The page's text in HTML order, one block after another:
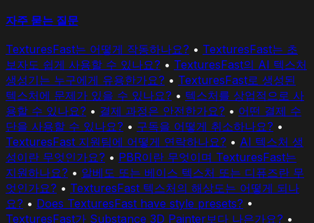
자주 묻는 질문
TexturesFast는 어떻게 작동하나요? • TexturesFast는 초
보자도 쉽게 사용할 수 있나요? • TexturesFast의 AI 텍스처
생성기는 누구에게 유용한가요? • TexturesFast로 생성된
텍스처에 문제가 있을 수 있나요? • 텍스처를 상업적으로 사
용할 수 있나요? • 결제 과정은 안전한가요? • 어떤 결제 수
단을 사용할 수 있나요? • 구독을 어떻게 취소하나요? •
TexturesFast 지원팀에 어떻게 연락하나요? • AI 텍스처 생
성이란 무엇인가요? • PBR이란 무엇이며 TexturesFast는
지원하나요? • 알베도 또는 베이스 텍스처 또는 디퓨즈란 무
엇인가요? • TexturesFast 텍스처의 해상도는 어떻게 되나
요? • Does TexturesFast have style presets? •
TexturesFast가 Substance 3D Painter보다 나은가요? •